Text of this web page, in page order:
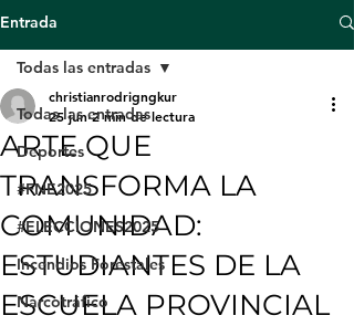
Entrada
Todas las entradas
Deportes
#FNE2025
#ELECCIONES2025
Incendios Forestales
Narcotráfico
Todas las entradas
ARTE QUE
TRANSFORMA LA
COMUNIDAD:
ESTUDIANTES DE LA
ESCUELA PROVINCIAL
christianrodrigngkur
25 jun 2 min de lectura